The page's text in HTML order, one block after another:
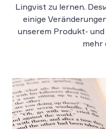
Lingvist zu lernen.
einige
unserem Produkt-
mehr